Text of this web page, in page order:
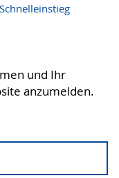
Schnelleinstieg
und Ihr
anzumelden.